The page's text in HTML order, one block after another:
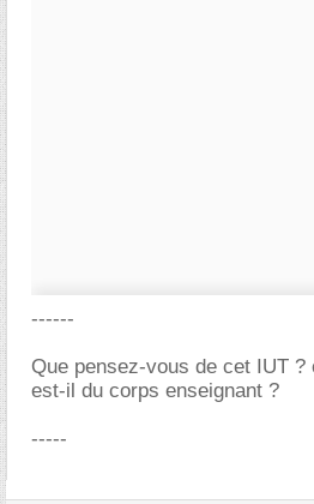
------
Que pensez-vous de cet IUT
est-il du corps enseignant ?
-----